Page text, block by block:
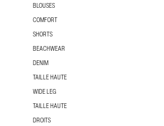
BLOUSES
COMFORT
SHORTS
BEACHWEAR
DENIM
TAILLE HAUTE
WIDE LEG
TAILLE HAUTE
DROITS